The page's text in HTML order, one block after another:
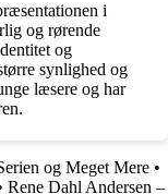
i
og rørende
og
synlighed og
læsere og har
og Meget Mere •
Rene Dahl Andersen –